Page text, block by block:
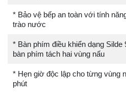
* Bảo vệ bếp an toàn với tính
trào nước
* Bàn phím điều khiển dạng
bàn phím tách hai vùng nấu
* Hẹn giờ độc lập cho từng vùng
phút